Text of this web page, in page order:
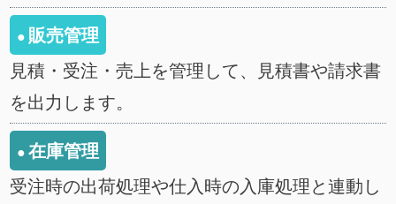
販売管理
見積・受注・売上を管理して、見積書や請求書
を出力します。
在庫管理
受注時の出荷処理や仕入時の入庫処理と連動し